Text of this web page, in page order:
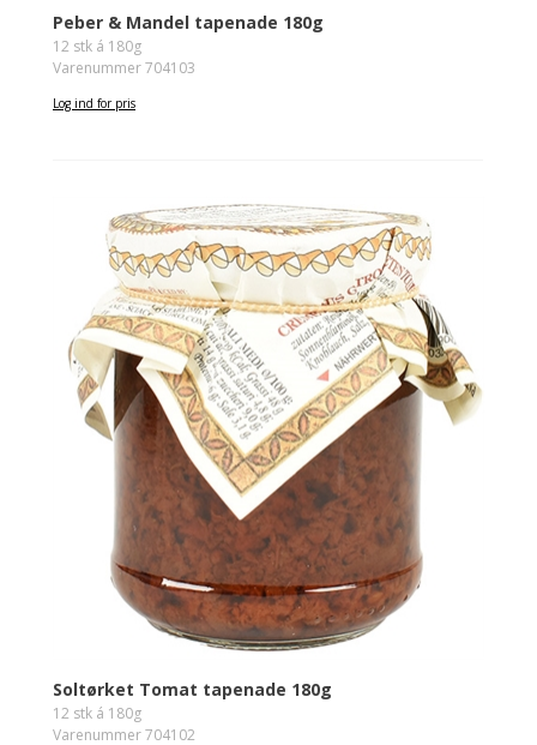
Peber & Mandel tapenade 180g
12 stk á 180g
Varenummer 704103
Log ind for pris
Soltørket Tomat tapenade 180g
12 stk á 180g
Varenummer 704102